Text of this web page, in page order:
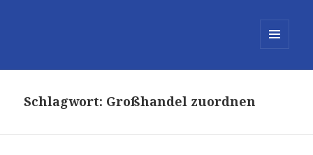
Schlagwort: Großhandel zuordnen